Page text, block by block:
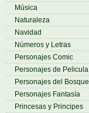
Música
Naturaleza
Navidad
Números y Letras
Personajes Comic
Personajes de Pelicula
Personajes del Bosque
Personajes Fantasía
Princesas y Principes